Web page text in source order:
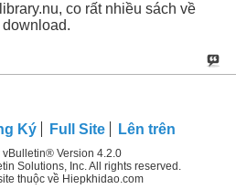
co rất nhiều sách về
Ký Full Site Lên trên
vBulletin® Version 4.2.0
Solutions, Inc. All rights reserved.
thuộc về Hiepkhidao.com